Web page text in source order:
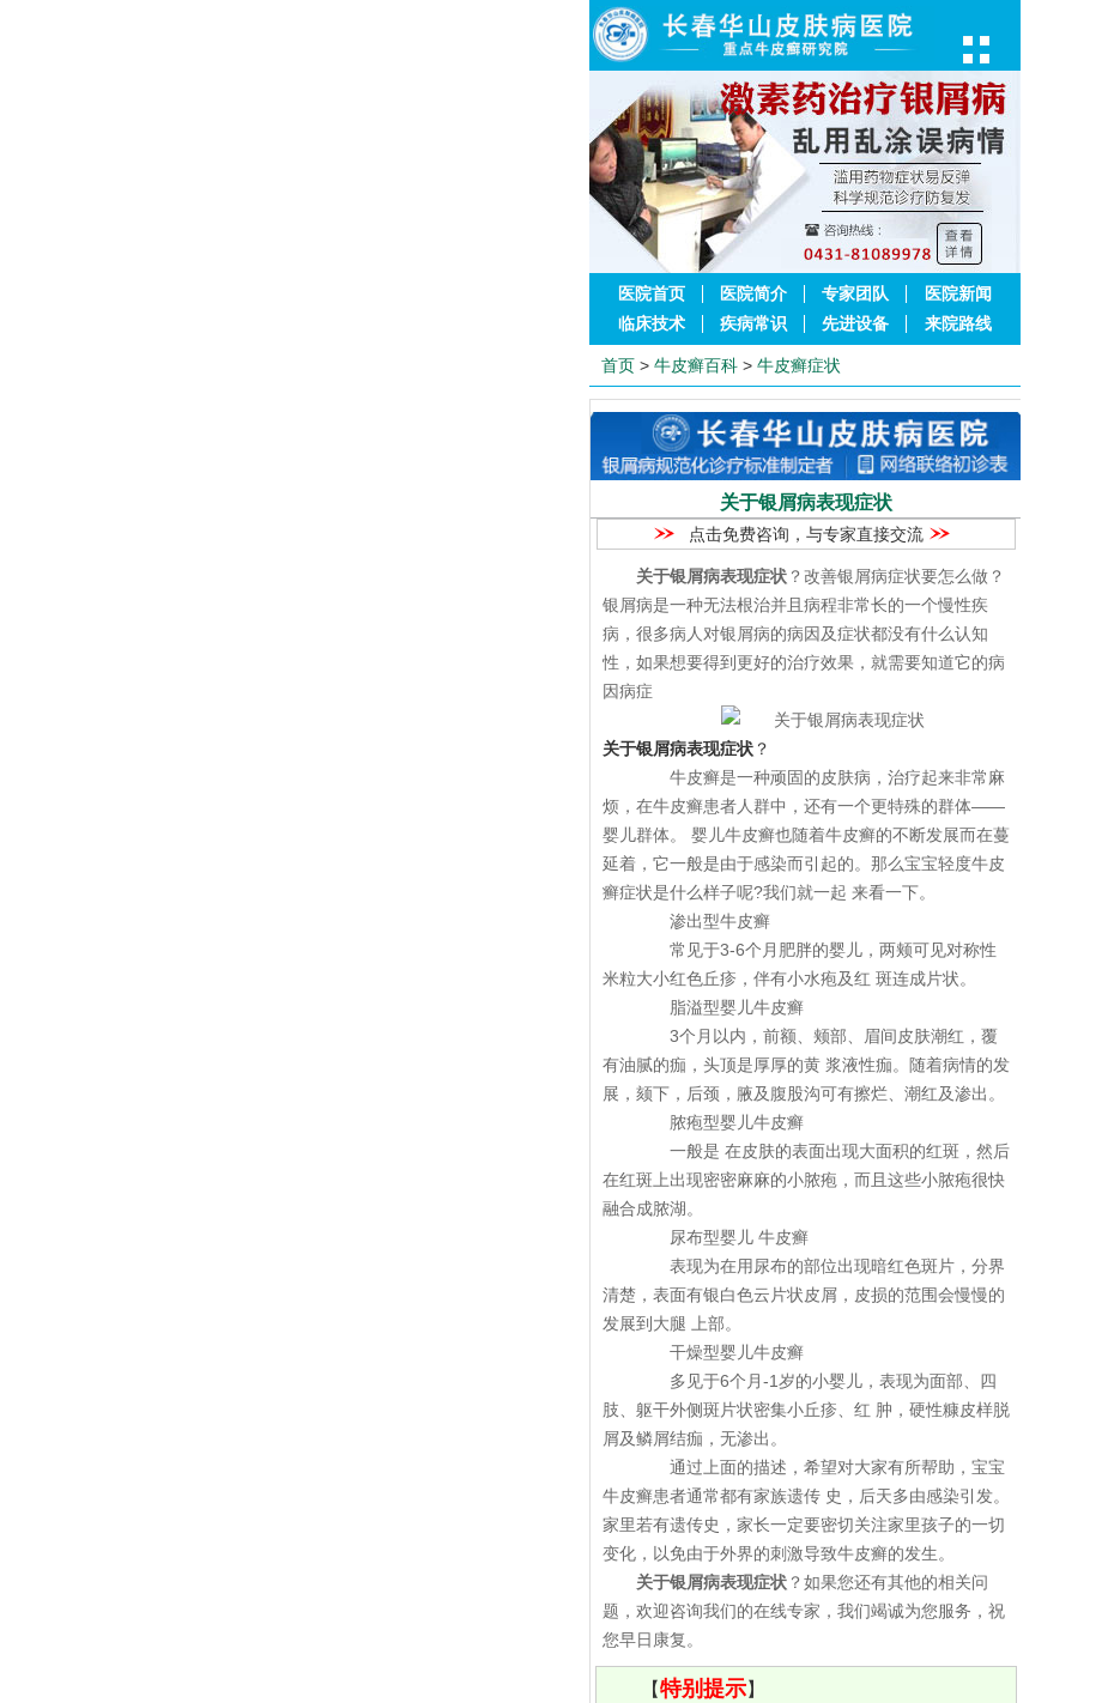
医院首页 医院简介 专家团队
医院新闻
临床技术
疾病常识 先进设备 来院路线
首页 > 牛皮癣百科 > 牛皮癣症状
关于银屑病表现症状
点击免费咨询，与专家直接交流
关于银屑病表现症状 ？改善银屑病症状要怎么做？
银屑病是一种无法根治并且病程非常长的一个慢性疾
病，很多病人对银屑病的病因及症状都没有什么认知
性，如果想要得到更好的治疗效果，就需要知道它的病
因病症
关于银屑病表现症状 ？
牛皮癣是一种顽固的皮肤病，治疗起来非常麻
烦，在牛皮癣患者人群中，还有一个更特殊的群体——
婴儿群体。 婴儿牛皮癣也随着牛皮癣的不断发展而在蔓
延着，它一般是由于感染而引起的。那么宝宝轻度牛皮
癣症状是什么样子呢?我们就一起 来看一下。
渗出型牛皮癣
常见于3-6个月肥胖的婴儿，两颊可见对称性
米粒大小红色丘疹，伴有小水疱及红 斑连成片状。
脂溢型婴儿牛皮癣
3个月以内，前额、颊部、眉间皮肤潮红，覆
有油腻的痂，头顶是厚厚的黄 浆液性痂。随着病情的发
展，颏下，后颈，腋及腹股沟可有擦烂、潮红及渗出。
脓疱型婴儿牛皮癣
一般是 在皮肤的表面出现大面积的红斑，然后
在红斑上出现密密麻麻的小脓疱，而且这些小脓疱很快
融合成脓湖。
尿布型婴儿 牛皮癣
表现为在用尿布的部位出现暗红色斑片，分界
清楚，表面有银白色云片状皮屑，皮损的范围会慢慢的
发展到大腿 上部。
干燥型婴儿牛皮癣
多见于6个月-1岁的小婴儿，表现为面部、四
肢、躯干外侧斑片状密集小丘疹、红 肿，硬性糠皮样脱
屑及鳞屑结痂，无渗出。
通过上面的描述，希望对大家有所帮助，宝宝
牛皮癣患者通常都有家族遗传 史，后天多由感染引发。
家里若有遗传史，家长一定要密切关注家里孩子的一切
变化，以免由于外界的刺激导致牛皮癣的发生。
关于银屑病表现症状 ？如果您还有其他的相关问
题，欢迎咨询我们的在线专家，我们竭诚为您服务，祝
您早日康复。
【特别提示】